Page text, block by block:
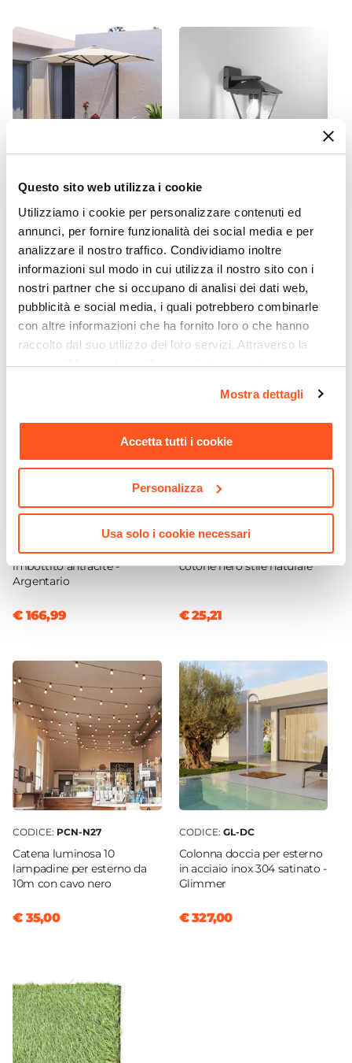
Questo sito web utilizza i cookie
Utilizziamo i cookie per personalizzare contenuti ed
annunci, per fornire funzionalità dei social media e per
analizzare il nostro traffico. Condividiamo inoltre
informazioni sul modo in cui utilizza il nostro sito con i
nostri partner che si occupano di analisi dei dati web,
pubblicità e social media, i quali potrebbero combinarle
con altre informazioni che ha fornito loro o che hanno
raccolto dal suo utilizzo dei loro servizi. Attraverso la
sezione "Mostra dettagli" è possibile gestire le proprie
momento. Per maggiori informazioni si invita a leggere la
nostraCookie Policy.
Mostra dettagli
Accetta tutti i cookie
Personalizza
Usa solo i cookie necessari
Dimensioni
Ø 60 cm
Altezza
71 cm
Materiale Piano
Fiori colorati
Materiale Struttura
Metallo
Colore Struttura
Nero
Posti A Sedere
2 posti
CODICE:
Ombrellone a parete 2,7 m
con braccio a muro telo
ecrù - Wall
€ 84,00
Applique lanterna
discendente da esterno
16x19x21,8h cm in alluminio
antracite
CODICE:RGT1G
Dondolo da giardino 3 posti
in acciaio e tessuto
imbottito antracite -
Argentario
€ 166,99
CODICE:TP12NN
Tappeto da interno rotondo
120 cm in fibre di juta e
cotone nero stile naturale
€ 25,21
CODICE: PCN-N27
Catena luminosa 10
lampadine per esterno da
10m con cavo nero
€ 35,00
CODICE: GL-DC
Colonna doccia per esterno
in acciaio inox 304 satinato -
Glimmer
€ 327,00